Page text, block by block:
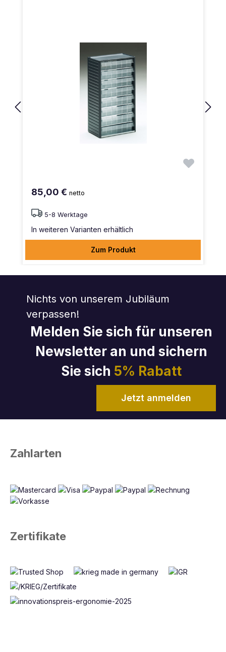
85,00 € netto
5-8 Werktage
In weiteren Varianten erhältlich
Zum Produkt
Nichts von unserem Jubiläum
verpassen!
Melden Sie sich für unseren
Newsletter an und sichern
Sie sich 5% Rabatt
Jetzt anmelden
Zahlarten
Zertifikate